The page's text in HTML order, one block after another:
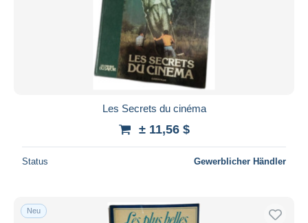
Les Secrets du cinéma
± 11,56 $
Status Gewerblicher Händler
Neu